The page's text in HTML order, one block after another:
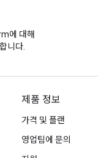
에 대해
니다.
제품 정보
가격 및 플랜
영업팀에 문의